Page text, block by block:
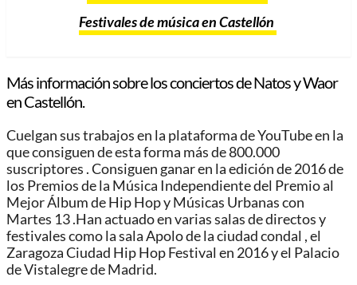
Festivales de música en Castellón
Más información sobre los conciertos de Natos y Waor
en Castellón.
Cuelgan sus trabajos en la plataforma de YouTube en la
que consiguen de esta forma más de 800.000
suscriptores . Consiguen ganar en la edición de 2016 de
los Premios de la Música Independiente del Premio al
Mejor Álbum de Hip Hop y Músicas Urbanas con
Martes 13 .Han actuado en varias salas de directos y
festivales como la sala Apolo de la ciudad condal , el
Zaragoza Ciudad Hip Hop Festival en 2016 y el Palacio
de Vistalegre de Madrid.